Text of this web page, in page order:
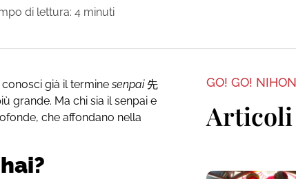
di lettura: 4 minuti
già il terminesenpai 先
grande. Ma chi sia il senpai e
che affondano nella
GO! GO! NIHON